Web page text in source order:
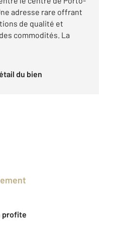
adresse rare offrant
de qualité et
commodités. La
du bien
profite